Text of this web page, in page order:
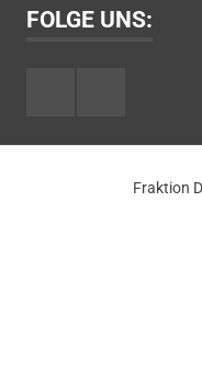
FOLGE UNS:
Fraktion